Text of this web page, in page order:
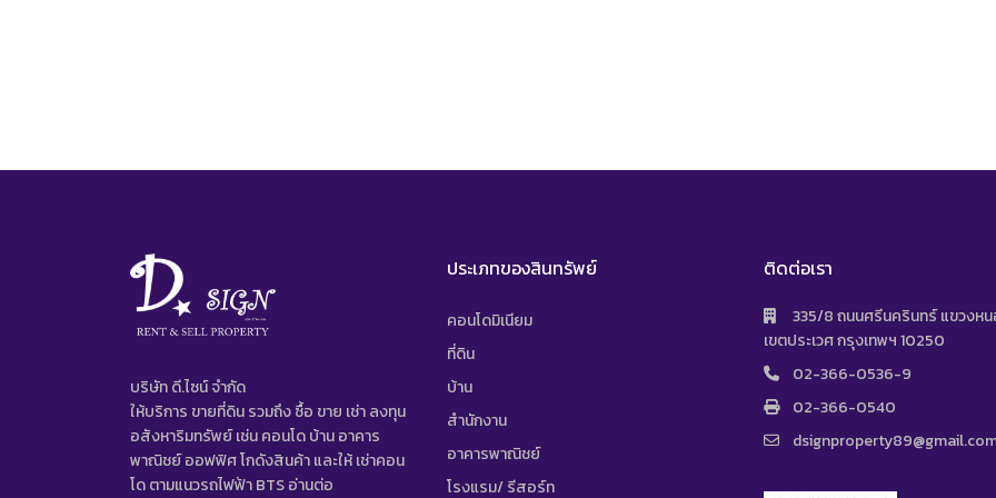
บริษัท ดี.ไซน์ จํากัด
ให้บริการ ขายที่ดิน รวมถึง ซื้อ ขาย เช่า ลงทุน
อสังหาริมทรัพย์ เช่น คอนโด บ้าน อาคาร
พาณิชย์ ออฟฟิศ โกดังสินค้า และให้ เช่าคอน
โด ตามแนวรถไฟฟ้า BTSอ่านต่อ
ประเภทของสินทรัพย์
คอนโดมิเนียม
ที่ดิน
บ้าน
สำนักงาน
อาคารพาณิชย์
โรงแรม/ รีสอร์ท
ติดต่อเรา
335/8 ถนนศรีนครินทร์ แขวงห
เขตประเวศ กรุงเทพฯ 10250
02-366-0536-9
02-366-0540